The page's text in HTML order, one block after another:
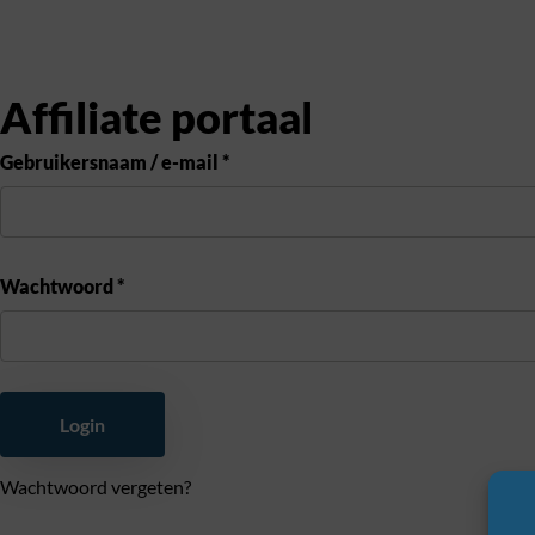
Affiliate portaal
Gebruikersnaam / e-mail *
Wachtwoord *
Login
Wachtwoord vergeten?